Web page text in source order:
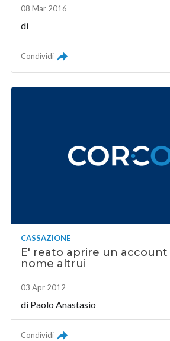
08 Mar 2016
di
Condividi
CASSAZIONE
E' reato aprire un account
nome altrui
03 Apr 2012
di Paolo Anastasio
Condividi